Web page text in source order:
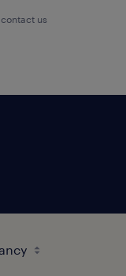
contact us